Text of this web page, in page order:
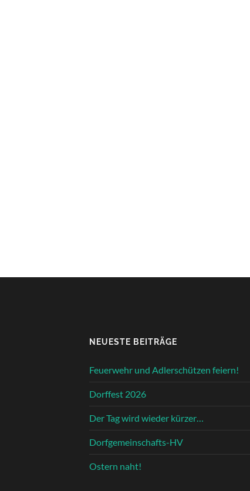
NEUESTE BEITRÄGE
Feuerwehr und Adlerschützen feiern!
Dorffest 2026
Der Tag wird wieder kürzer…
Dorfgemeinschafts-HV
Ostern naht!